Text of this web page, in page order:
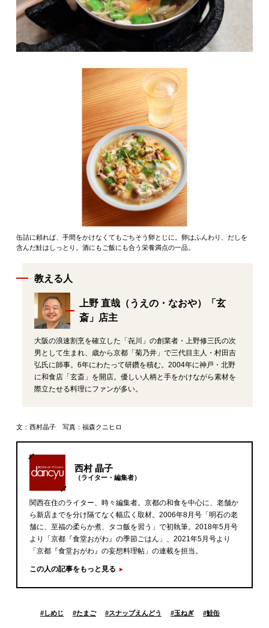
缶詰に頼れば、手間をかけなくてもごちそう卵とじに。卵はふんわり、だしを
含んだ鮭はしっとり。酒にもご飯にも合う栄養満点の一品。
教える人
上野 直哉（うえの・なおや）「玄
斎」店主
大阪の浪速割烹を確立した「㐂川」の創業者・上野修三氏の次
男として生まれ、歳から京都「菊乃井」で三代目主人・村田吉
弘氏に師事。6年にわたって研鑽を積む。2004年に神戸・北野
に和食店「玄斎」を開店。優しい人柄と手をかけながら素材を
際立たせる料理にファンが多い。
文：西村晶子 写真：福森クニヒロ
西村 晶子
（ライター・編集者）
関西在住のライター、時々編集者。京都の和食を中心に、老舗か
ら新店までを分け隔てなく幅広く取材。2006年8月号「明石の老
舗に、至福の柔らか煮、タコ飯を習う」で初執筆。2018年5月号
より「京都『食堂おがわ』の季節ごはん」、2021年5月号より
「京都『食堂おがわ』の妄想料理帖」の連載を担当。
この人の記事をもっと見る
#しめじ #たまご #スナップえんどう #玉ねぎ #鮭缶